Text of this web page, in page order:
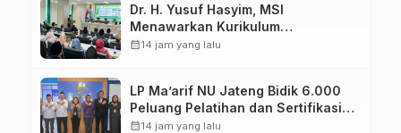
Dr. H. Yusuf Hasyim, MSI
Menawarkan Kurikulum
Diversifikasi, Harapan Baru dalam
calendar_month14 jam yang lalu
LP Ma’arif NU Jateng Bidik 6.000
Peluang Pelatihan dan Sertifikasi
bagi Lulusan SMK
calendar_month14 jam yang lalu